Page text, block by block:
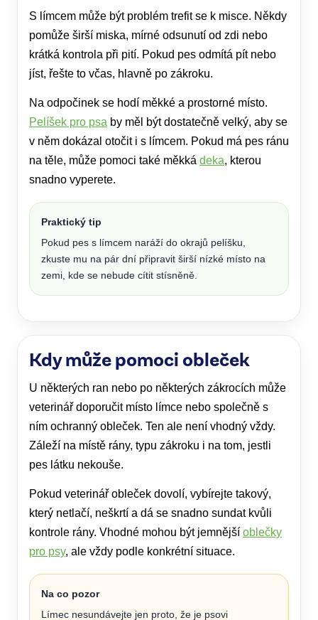
S límcem může být problém trefit se k misce. Někdy
pomůže širší miska, mírné odsunutí od zdi nebo
krátká kontrola při pití. Pokud pes odmítá pít nebo
jíst, řešte to včas, hlavně po zákroku.
Na odpočinek se hodí měkké a prostorné místo.
Pelíšek pro psa by měl být dostatečně velký, aby se
v něm dokázal otočit i s límcem. Pokud má pes ránu
na těle, může pomoci také měkká deka, kterou
snadno vyperete.
Praktický tip
Pokud pes s límcem naráží do okrajů pelíšku,
zkuste mu na pár dní připravit širší nízké místo na
zemi, kde se nebude cítit stísněně.
Kdy může pomoci obleček
U některých ran nebo po některých zákrocích může
veterinář doporučit místo límce nebo společně s
ním ochranný obleček. Ten ale není vhodný vždy.
Záleží na místě rány, typu zákroku i na tom, jestli
pes látku nekouše.
Pokud veterinář obleček dovolí, vybírejte takový,
který netlačí, neškrtí a dá se snadno sundat kvůli
kontrole rány. Vhodné mohou být jemnější oblečky
pro psy, ale vždy podle konkrétní situace.
Na co pozor
Límec nesundávejte jen proto, že je psovi